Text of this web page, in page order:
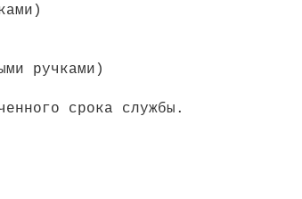
ручками)
срока службы.